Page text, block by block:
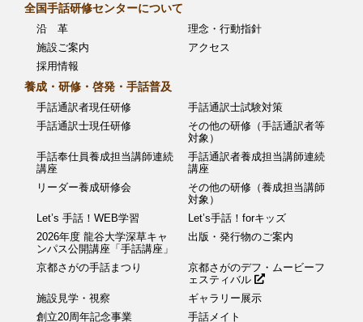
全国手話研修センターについて
沿 革
理念・行動指針
施設ご案内
アクセス
採用情報
養成・研修・啓発・手話普及
手話通訳者現任研修
手話通訳士試験対策
手話通訳士現任研修
その他の研修（手話通訳者等
対象）
手話奉仕員養成担当講師連続
講座
手話通訳者養成担当講師連続
講座
リーダー養成研修会
その他の研修（養成担当講師
対象）
Let’s 手話！WEB学習
Let’s手話！forキッズ
2026年度 龍谷大学深草キャ
ンパス公開講座「手話講座」
出版・発行物のご案内
京都さがの手話まつり
京都さがのデフ・ムービーフ
ェスティバル
施設見学・視察
ギャラリー展示
創立20周年記念事業
手話メイト